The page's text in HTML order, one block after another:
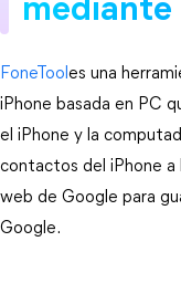
mediante
FoneTooles una
iPhone basada en PC
el iPhone y la
contactos del iPhone
web de Google para
Google.